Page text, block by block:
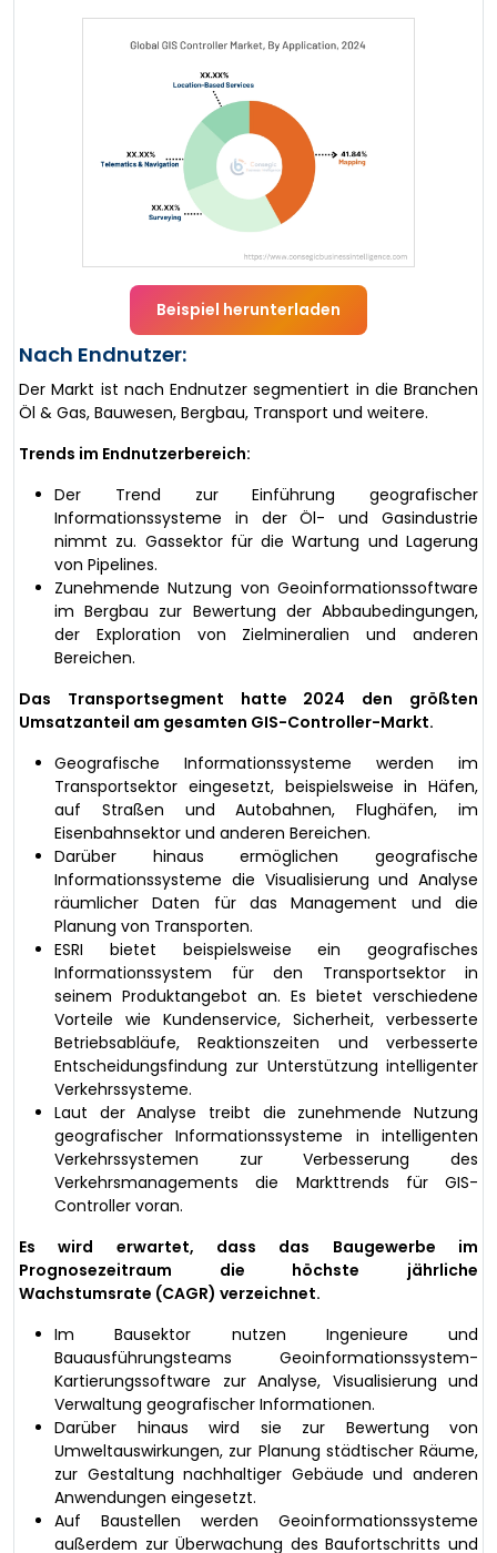
Beispiel herunterladen
Nach Endnutzer:
Der Markt ist nach Endnutzer segmentiert in die Branchen
Öl & Gas, Bauwesen, Bergbau, Transport und weitere.
Trends im Endnutzerbereich:
Der Trend zur Einführung geografischer
Informationssysteme in der Öl- und Gasindustrie
nimmt zu. Gassektor für die Wartung und Lagerung
von Pipelines.
Zunehmende Nutzung von Geoinformationssoftware
im Bergbau zur Bewertung der Abbaubedingungen,
der Exploration von Zielmineralien und anderen
Bereichen.
Das Transportsegment hatte 2024 den größten
Umsatzanteil am gesamten GIS-Controller-Markt.
Geografische Informationssysteme werden im
Transportsektor eingesetzt, beispielsweise in Häfen,
auf Straßen und Autobahnen, Flughäfen, im
Eisenbahnsektor und anderen Bereichen.
Darüber hinaus ermöglichen geografische
Informationssysteme die Visualisierung und Analyse
räumlicher Daten für das Management und die
Planung von Transporten.
ESRI bietet beispielsweise ein geografisches
Informationssystem für den Transportsektor in
seinem Produktangebot an. Es bietet verschiedene
Vorteile wie Kundenservice, Sicherheit, verbesserte
Betriebsabläufe, Reaktionszeiten und verbesserte
Entscheidungsfindung zur Unterstützung intelligenter
Verkehrssysteme.
Laut der Analyse treibt die zunehmende Nutzung
geografischer Informationssysteme in intelligenten
Verkehrssystemen zur Verbesserung des
Verkehrsmanagements die Markttrends für GIS-
Controller voran.
Es wird erwartet, dass das Baugewerbe im
Prognosezeitraum die höchste jährliche
Wachstumsrate (CAGR) verzeichnet.
Im Bausektor nutzen Ingenieure und
Bauausführungsteams Geoinformationssystem-
Kartierungssoftware zur Analyse, Visualisierung und
Verwaltung geografischer Informationen.
Darüber hinaus wird sie zur Bewertung von
Umweltauswirkungen, zur Planung städtischer Räume,
zur Gestaltung nachhaltiger Gebäude und anderen
Anwendungen eingesetzt.
Auf Baustellen werden Geoinformationssysteme
außerdem zur Überwachung des Baufortschritts und